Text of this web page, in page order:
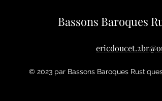
Bassons Baroques
© 2023 par Bassons Baroques